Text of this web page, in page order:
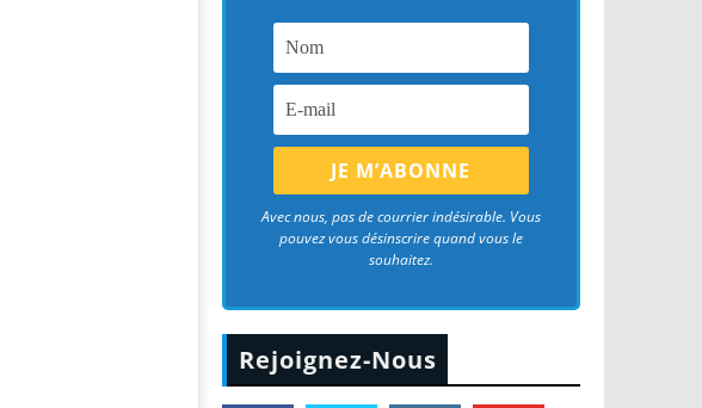
Avec nous, pas de courrier indésirable. Vous
pouvez vous désinscrire quand vous le
souhaitez.
Rejoignez-Nous